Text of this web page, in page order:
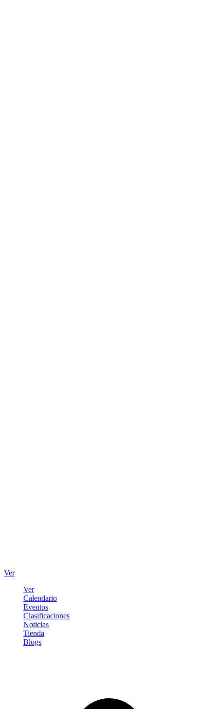
Ver
Ver
Calendario
Eventos
Clasificaciones
Noticias
Tienda
Blogs